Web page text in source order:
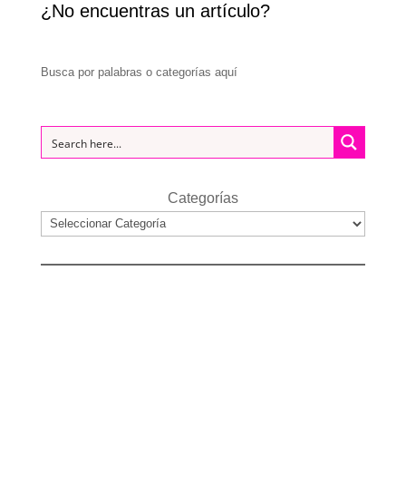
¿No encuentras un artículo?
Busca por palabras o categorías aquí
Categorías